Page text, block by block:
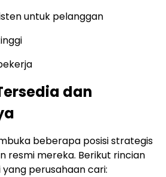
untuk pelanggan
dan
beberapa posisi strategis
resmi mereka. Berikut rincian
perusahaan cari: